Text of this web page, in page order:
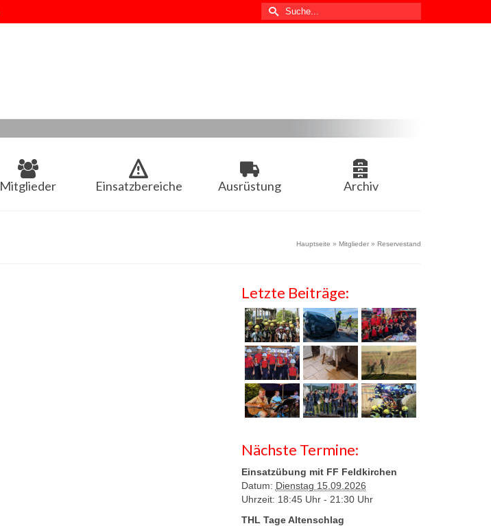
Suche
nach:
Mitglieder Einsatzbereiche Ausrüstung Archiv
Hauptseite » Mitglieder » Reservestand
Letzte Beiträge:
Nächste Termine:
Einsatzübung mit FF Feldkirchen
Datum: Dienstag 15.09.2026
Uhrzeit: 18:45 Uhr - 21:30 Uhr
THL Tage Altenschlag